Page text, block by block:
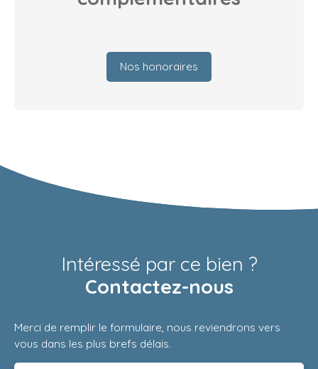
Nos honoraires
Intéressé par ce bien ?
Contactez-nous
Merci de remplir le formulaire, nous reviendrons vers
vous dans les plus brefs délais.